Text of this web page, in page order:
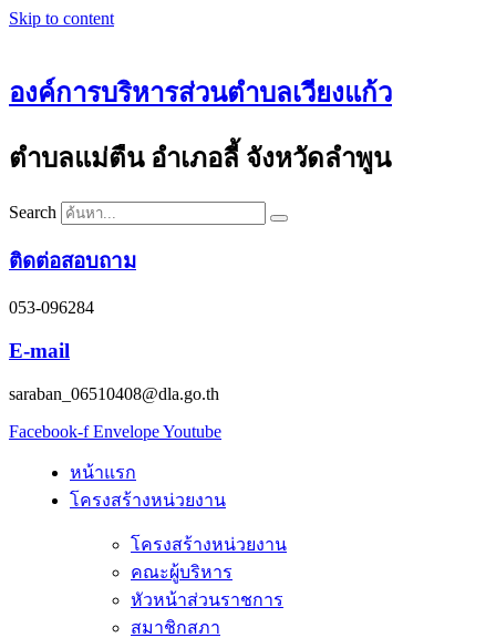
Skip to content
องค์การบริหารส่วนตำบลเวียงแก้ว
ตำบลแม่ตืน อำเภอลี้ จังหวัดลำพูน
Search
ติดต่อสอบถาม
053-096284
E-mail
saraban_06510408@dla.go.th
Facebook-f EnvelopeYoutube
หน้าแรก
โครงสร้างหน่วยงาน
โครงสร้างหน่วยงาน
คณะผู้บริหาร
หัวหน้าส่วนราชการ
สมาชิกสภา